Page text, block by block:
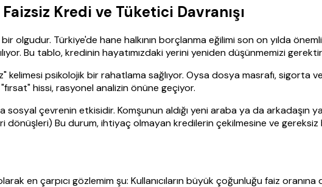
Kredi ve Tüketici Davranışı
olgudur. Türkiye'de hane halkının borçlanma eğilimi son on yılda
Bu tablo, kredinin hayatımızdaki yerini yeniden düşünmemizi
kelimesi psikolojik bir rahatlama sağlıyor. Oysa dosya masrafı, sigorta
hissi, rasyonel analizin önüne geçiyor.
çevrenin etkisidir. Komşunun aldığı yeni araba ya da arkadaşın
dönüşleri) Bu durum, ihtiyaç olmayan kredilerin çekilmesine ve
en çarpıcı gözlemim şu: Kullanıcıların büyük çoğunluğu faiz oranına